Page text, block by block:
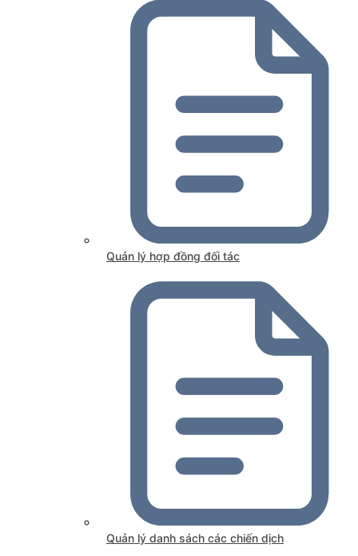
Quản lý hợp đồng đối tác
Quản lý danh sách các chiến dịch